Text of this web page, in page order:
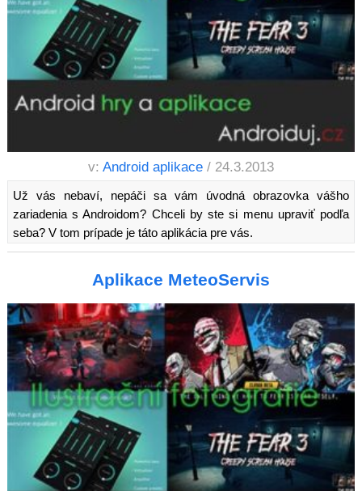
v: Android aplikace / 24.3.2013
Už vás nebaví, nepáči sa vám úvodná obrazovka vášho
zariadenia s Androidom? Chceli by ste si menu upraviť podľa
seba? V tom prípade je táto aplikácia pre vás.
Aplikace MeteoServis